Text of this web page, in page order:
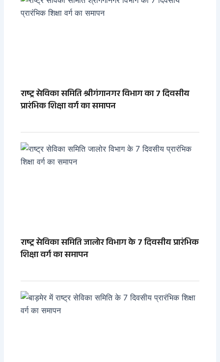
राष्ट्र सेविका समिति श्रीगंगानगर विभाग का 7 दिवसीय
प्रारंभिक शिक्षा वर्ग का समापन
राष्ट्र सेविका समिति जालोर विभाग के 7 दिवसीय प्रारंभिक
शिक्षा वर्ग का समापन